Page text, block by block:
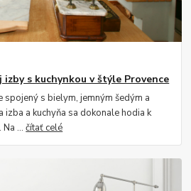
izby s kuchynkou v štýle Provence
s bielym, jemným šedým a
a kuchyňa sa dokonale hodia k
Na ...čítať celé